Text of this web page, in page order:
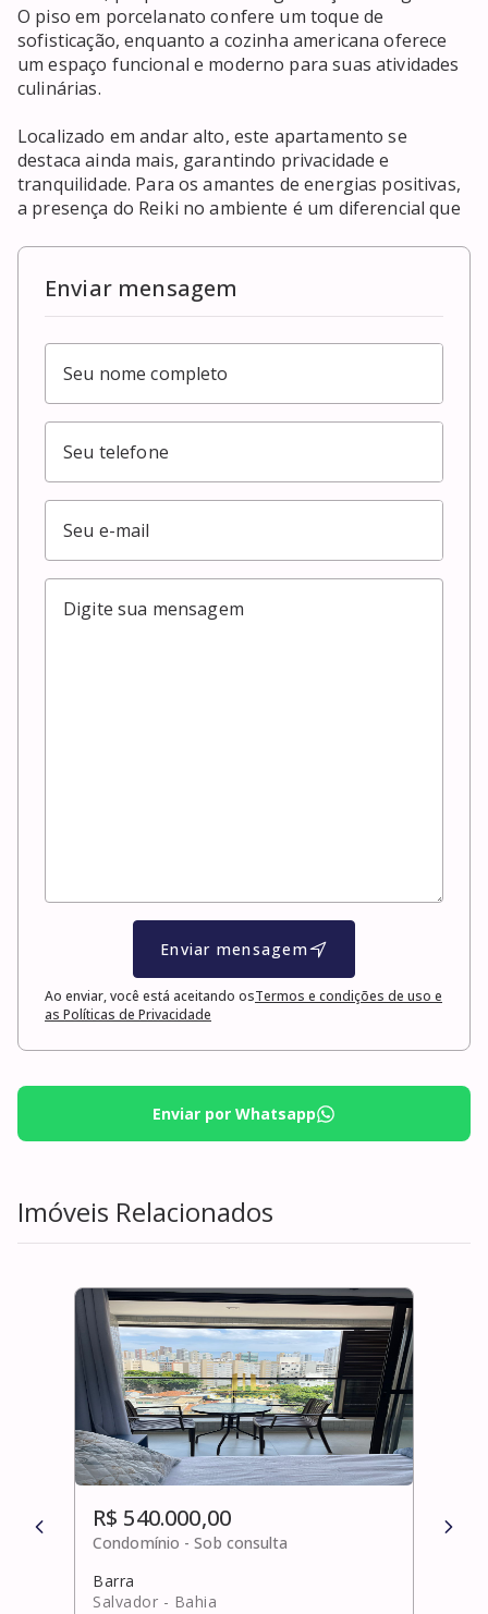
O piso em porcelanato confere um toque de
sofisticação, enquanto a cozinha americana oferece
um espaço funcional e moderno para suas atividades
culinárias.
Localizado em andar alto, este apartamento se
destaca ainda mais, garantindo privacidade e
tranquilidade. Para os amantes de energias positivas,
a presença do Reiki no ambiente é um diferencial que
Enviar mensagem
Enviar mensagem
Ao enviar, você está aceitando osTermos e condições de uso e
as Políticas de Privacidade
Enviar por Whatsapp
Imóveis Relacionados
R$ 540.000,00
Condomínio -Sob consulta
Barra
Salvador - Bahia
R$